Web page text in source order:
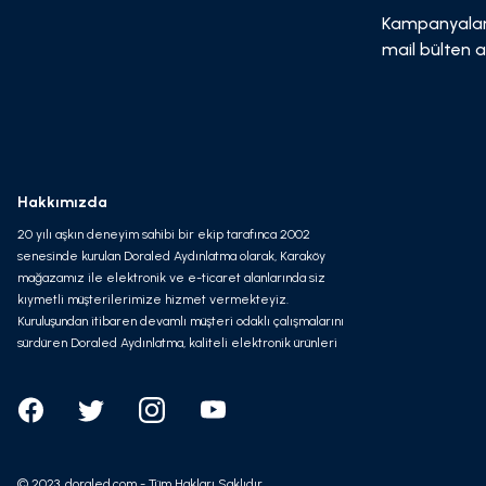
mail bülten
Hakkımızda
20 yılı aşkın deneyim sahibi bir ekip tarafınca 2002
senesinde kurulan Doraled Aydınlatma olarak, Karaköy
mağazamız ile elektronik ve e-ticaret alanlarında siz
kıymetli müşterilerimize hizmet vermekteyiz.
Kuruluşundan itibaren devamlı müşteri odaklı çalışmalarını
sürdüren Doraled Aydınlatma, kaliteli elektronik ürünleri